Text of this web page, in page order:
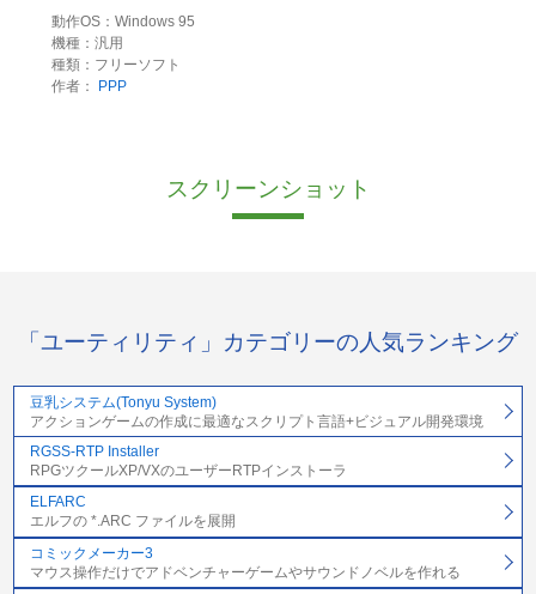
動作OS：Windows 95
機種：汎用
種類：フリーソフト
作者：
PPP
スクリーンショット
「ユーティリティ」カテゴリーの人気ランキング
豆乳システム(Tonyu System)
アクションゲームの作成に最適なスクリプト言語+ビジュアル開発環境
RGSS-RTP Installer
RPGツクールXP/VXのユーザーRTPインストーラ
ELFARC
エルフの *.ARC ファイルを展開
コミックメーカー3
マウス操作だけでアドベンチャーゲームやサウンドノベルを作れる